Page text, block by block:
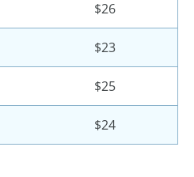
$26
$23
$25
$24